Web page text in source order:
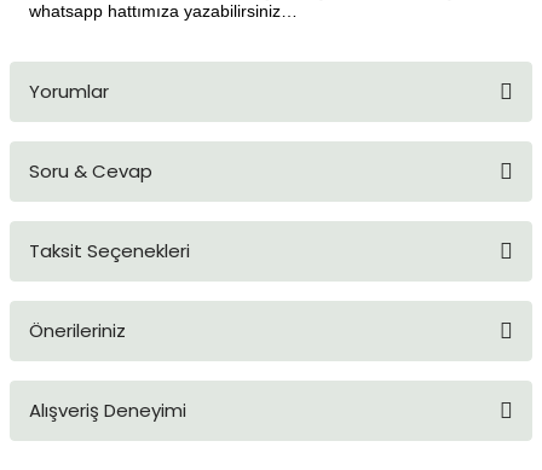
whatsapp hattımıza yazabilirsiniz…
Yorumlar
Soru & Cevap
Taksit Seçenekleri
Önerileriniz
konularda yetersiz gördüğünüz noktaları öneri formunu
Alışveriş Deneyimi